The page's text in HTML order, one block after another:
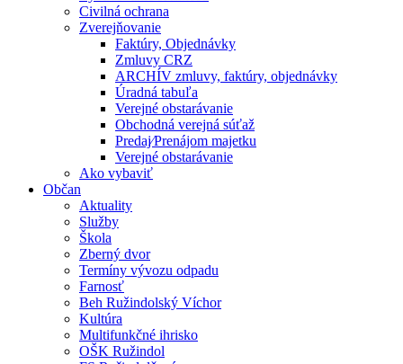
Civilná ochrana
Zverejňovanie
Faktúry, Objednávky
Zmluvy CRZ
ARCHÍV zmluvy, faktúry, objednávky
Úradná tabuľa
Verejné obstarávanie
Obchodná verejná súťaž
Predaj⁄Prenájom majetku
Verejné obstarávanie
Ako vybaviť
Občan
Aktuality
Služby
Škola
Zberný dvor
Termíny vývozu odpadu
Farnosť
Beh Ružindolský Víchor
Kultúra
Multifunkčné ihrisko
OŠK Ružindol